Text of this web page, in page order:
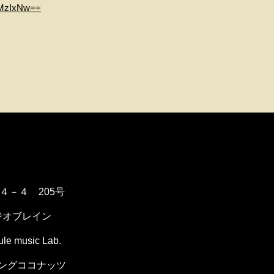
４－４ 205号
ブレイン
music Lab.
グココナッツ